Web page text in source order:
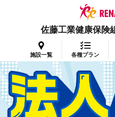
佐藤工業健康保険
施設一覧 各種プラン